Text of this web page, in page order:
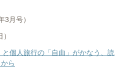
3月号）
個人旅行の「自由」がかなう、読
ら